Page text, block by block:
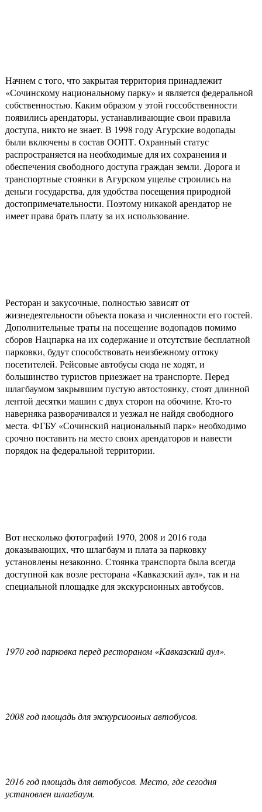
Начнем с того, что закрытая территория принадлежит
«Сочинскому национальному парку» и является федеральной
собственностью. Каким образом у этой госсобственности
появились арендаторы, устанавливающие свои правила
доступа, никто не знает. В 1998 году Агурские водопады
были включены в состав ООПТ. Охранный статус
распространяется на необходимые для их сохранения и
обеспечения свободного доступа граждан земли. Дорога и
транспортные стоянки в Агурском ущелье строились на
деньги государства, для удобства посещения природной
достопримечательности. Поэтому никакой арендатор не
имеет права брать плату за их использование.
Ресторан и закусочные, полностью зависят от
жизнедеятельности объекта показа и численности его гостей.
Дополнительные траты на посещение водопадов помимо
сборов Нацпарка на их содержание и отсутствие бесплатной
парковки, будут способствовать неизбежному оттоку
посетителей. Рейсовые автобусы сюда не ходят, и
большинство туристов приезжает на транспорте. Перед
шлагбаумом закрывшим пустую автостоянку, стоят длинной
лентой десятки машин с двух сторон на обочине. Кто-то
наверняка разворачивался и уезжал не найдя свободного
места. ФГБУ «Сочинский национальный парк» необходимо
срочно поставить на место своих арендаторов и навести
порядок на федеральной территории.
Вот несколько фотографий 1970, 2008 и 2016 года
доказывающих, что шлагбаум и плата за парковку
установлены незаконно. Стоянка транспорта была всегда
доступной как возле ресторана «Кавказский аул», так и на
специальной площадке для экскурсионных автобусов.
1970 год парковка перед рестораном «Кавказский аул».
2008 год площадь для экскурсиооных автобусов.
2016 год площадь для автобусов. Место, где сегодня
установлен шлагбаум.